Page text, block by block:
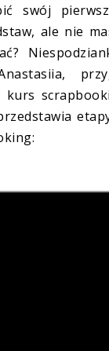
swój
ale nie
kurs